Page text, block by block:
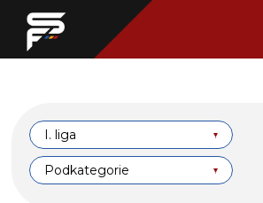
I. liga
Podkategorie